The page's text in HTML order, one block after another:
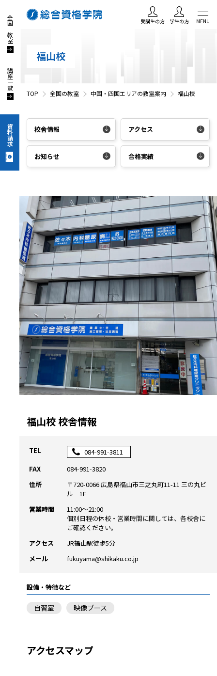
全国の教室
講座一覧
資料請求
受講生の方 学生の方 MENU
福山校
TOP 全国の教室 中国・四国エリアの教室案内 福山校
校舎情報 アクセス
お知らせ 合格実績
福山校 校舎情報
TEL
084-991-3811
FAX
084-991-3820
住所
〒720-0066 広島県福山市三之丸町11-11 三の丸ビ
ル 1F
営業時間
11:00～21:00
個別日程の休校・営業時間に関しては、各校舎に
ご確認ください。
アクセス
JR福山駅徒歩5分
メール
fukuyama@shikaku.co.jp
設備・特徴など
自習室 映像ブース
アクセスマップ